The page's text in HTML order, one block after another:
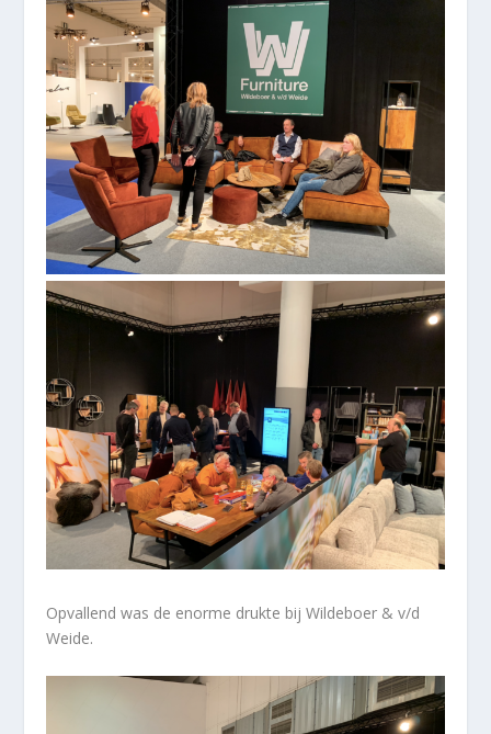
Opvallend was de enorme drukte bij Wildeboer & v/d
Weide.